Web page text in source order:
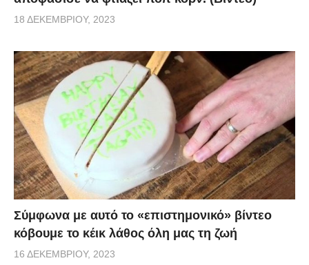
18 ΔΕΚΕΜΒΡΊΟΥ, 2023
Σύμφωνα με αυτό το «επιστημονικό» βίντεο
κόβουμε το κέικ λάθος όλη μας τη ζωή
16 ΔΕΚΕΜΒΡΊΟΥ, 2023